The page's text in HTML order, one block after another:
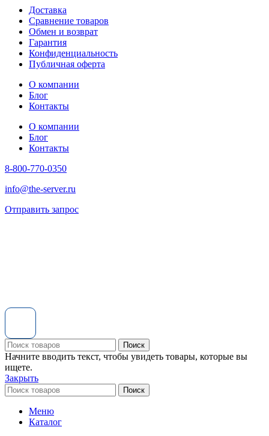
Доставка
Сравнение товаров
Обмен и возврат
Гарантия
Конфиденциальность
Публичная оферта
О компании
Блог
Контакты
О компании
Блог
Контакты
8-800-770-0350
info@the-server.ru
Отправить запрос
Поиск
Начните вводить текст, чтобы увидеть товары, которые вы
ищете.
Закрыть
Поиск
Меню
Каталог